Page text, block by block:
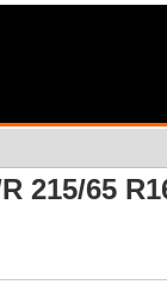
215/65